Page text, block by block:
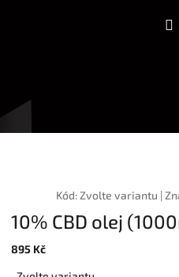
Kód:Zvolte variantu |
10% CBD olej
895 Kč